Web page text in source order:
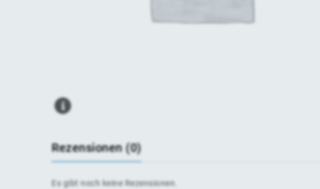
Rezensionen (0)
Es gibt noch keine Rezensionen.